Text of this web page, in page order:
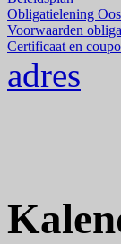
Obligatielening
Voorwaarden
Certificaat en
adres